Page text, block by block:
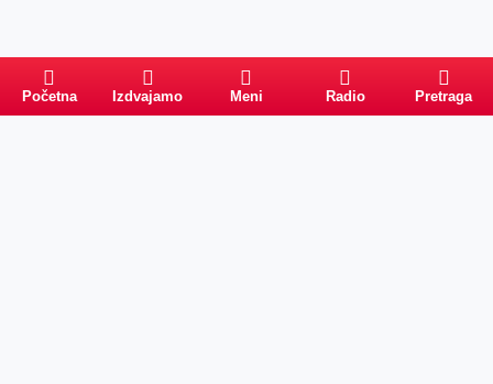
Početna Izdvajamo Meni Radio Pretraga